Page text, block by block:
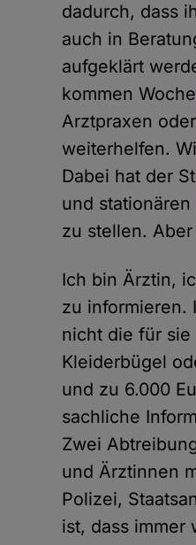
dadurch, dass
auch in
aufgeklärt
kommen
Arztpraxen
weiterhelfen.
Dabei hat der
und
zu stellen.
Ich bin Ärztin,
zu informieren.
nicht die für
Kleiderbügel
und zu 6.000
sachliche
Zwei
und Ärztinnen
Polizei,
ist, dass immer